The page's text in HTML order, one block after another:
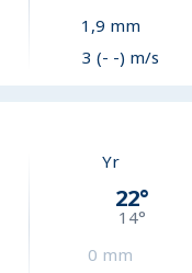
1,9 mm
3 (- -) m/s
Yr
22°
14°
0 mm